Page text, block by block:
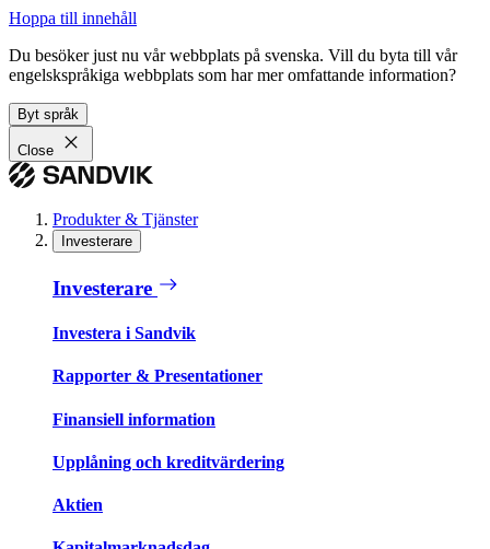
Hoppa till innehåll
Du besöker just nu vår webbplats på svenska. Vill du byta till vår
engelskspråkiga webbplats som har mer omfattande information?
Byt språk
Close
Produkter & Tjänster
Investerare
Investerare
Investera i Sandvik
Rapporter & Presentationer
Finansiell information
Upplåning och kreditvärdering
Aktien